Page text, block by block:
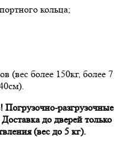
кольца;
(вес более 150кг, более 7
разгрузочные
до дверей только
(вес до 5 кг).